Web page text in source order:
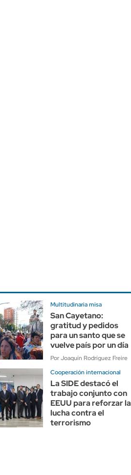
Multitudinaria misa
San Cayetano:
gratitud y pedidos
para un santo que se
vuelve país por un día
Por Joaquín Rodríguez Freire
Cooperación internacional
La SIDE destacó el
trabajo conjunto con
EEUU para reforzar la
lucha contra el
terrorismo